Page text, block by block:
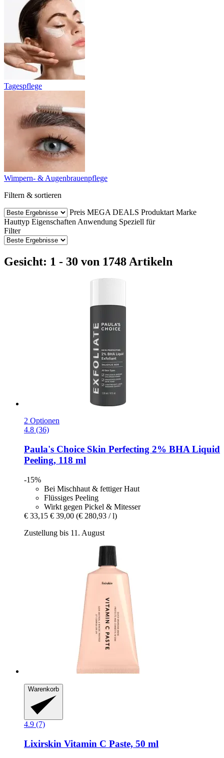
Tagespflege
Wimpern- & Augenbrauenpflege
Filtern & sortieren
Preis MEGA DEALS Produktart Marke
Hauttyp Eigenschaften Anwendung Speziell für
Filter
Gesicht: 1 - 30 von 1748 Artikeln
2 Optionen
4.8 (36)
Paula's Choice Skin Perfecting 2% BHA Liquid
Peeling, 118 ml
-15%
Bei Mischhaut & fettiger Haut
Flüssiges Peeling
Wirkt gegen Pickel & Mitesser
€ 33,15 € 39,00 (€ 280,93 / l)
Zustellung bis 11. August
Warenkorb
4.9 (7)
Lixirskin Vitamin C Paste, 50 ml